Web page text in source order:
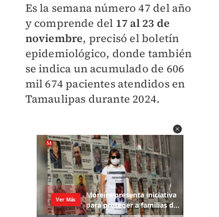
Es la semana número 47 del año
y comprende del 17 al 23 de
noviembre, precisó el boletín
epidemiológico, donde también
se indica un acumulado de 606
mil 674 pacientes atendidos en
Tamaulipas durante 2024.